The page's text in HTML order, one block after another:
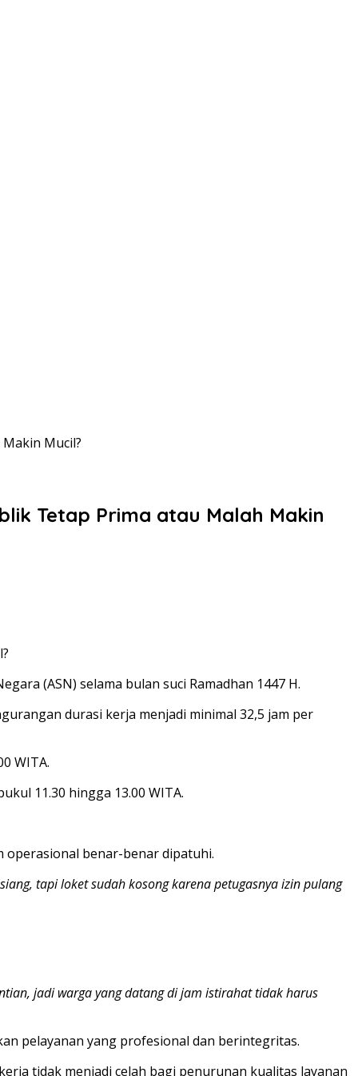
Mucil?
Tetap Prima atau Malah Makin
(ASN) selama bulan suci Ramadhan 1447 H.
durasi kerja menjadi minimal 32,5 jam per
WITA.
11.30 hingga 13.00 WITA.
operasional benar-benar dipatuhi.
tapi loket sudah kosong karena petugasnya izin pulang
jadi warga yang datang di jam istirahat tidak harus
pelayanan yang profesional dan berintegritas.
tidak menjadi celah bagi penurunan kualitas layanan